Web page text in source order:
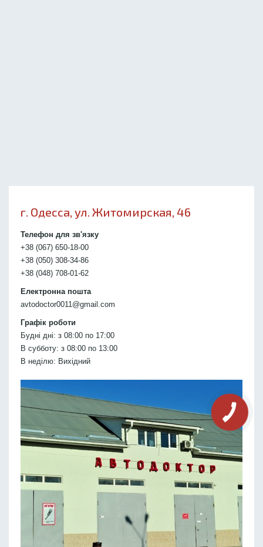
г. Одесса, ул. Житомирская, 46
Телефон для зв'язку
+38 (067) 650-18-00
+38 (050) 308-34-86
+38 (048) 708-01-62
Електронна пошта
avtodoctor0011@gmail.com
Графік роботи
Будні дні: з 08:00 по 17:00
В субботу: з 08:00 по 13:00
В неділю: Вихідний